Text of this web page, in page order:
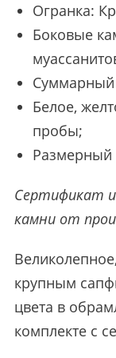
Огранка:
Боковые
Суммарный
Белое,
пробы;
Размерный
Сертификат
камни от
крупным
цвета в
комплекте с